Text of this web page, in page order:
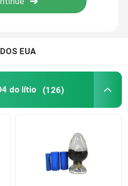
solar da grade
EUA
do lítio (126)